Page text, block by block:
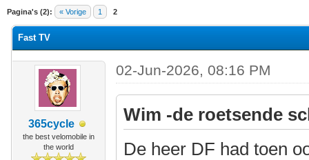
Pagina's (2): « Vorige 1 2
waardering is 0
Fast TV
365cycle
the best velomobile in
the world
02-Jun-2026, 08:16 PM
Wim -de roetsende
De heer DF had toen